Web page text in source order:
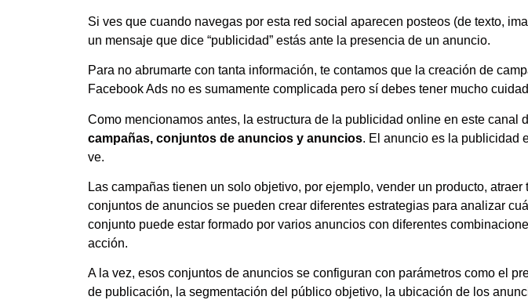
Si ves que cuando navegas por esta red social aparecen posteos (de texto,
un mensaje que dice “publicidad” estás ante la presencia de un anuncio.
Para no abrumarte con tanta información, te contamos que la creación de
Facebook Ads no es sumamente complicada pero sí debes tener mucho
Como mencionamos antes, la estructura de la publicidad online en este canal
campañas, conjuntos de anuncios y anuncios. El anuncio es la publicidad
ve.
Las campañas tienen un solo objetivo, por ejemplo, vender un producto,
conjuntos de anuncios se pueden crear diferentes estrategias para analizar
conjunto puede estar formado por varios anuncios con diferentes
acción.
A la vez, esos conjuntos de anuncios se configuran con parámetros como el
de publicación, la segmentación del público objetivo, la ubicación de los